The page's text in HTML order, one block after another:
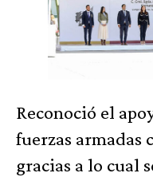
Reconoció el
fuerzas armadas
gracias a lo cual